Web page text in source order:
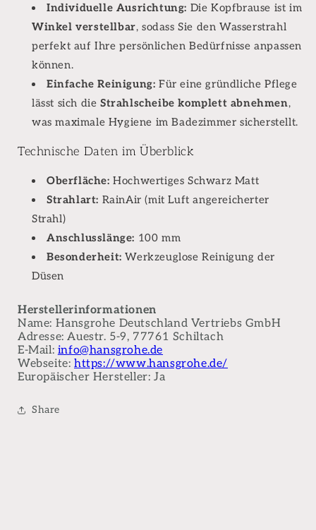
Individuelle Ausrichtung: Die Kopfbrause ist im
Winkel verstellbar, sodass Sie den Wasserstrahl
perfekt auf Ihre persönlichen Bedürfnisse anpassen
können.
Einfache Reinigung: Für eine gründliche Pflege
lässt sich die Strahlscheibe komplett abnehmen,
was maximale Hygiene im Badezimmer sicherstellt.
Technische Daten im Überblick
Oberfläche: Hochwertiges Schwarz Matt
Strahlart: RainAir (mit Luft angereicherter
Strahl)
Anschlusslänge: 100 mm
Besonderheit: Werkzeuglose Reinigung der
Düsen
Herstellerinformationen
Name: Hansgrohe Deutschland Vertriebs GmbH
Adresse: Auestr. 5-9, 77761 Schiltach
E-Mail: info@hansgrohe.de
Webseite: https://www.hansgrohe.de/
Europäischer Hersteller: Ja
Share